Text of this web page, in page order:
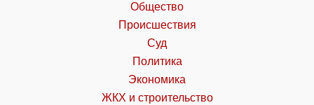
Общество
Происшествия
Суд
Политика
Экономика
ЖКХ и строительство